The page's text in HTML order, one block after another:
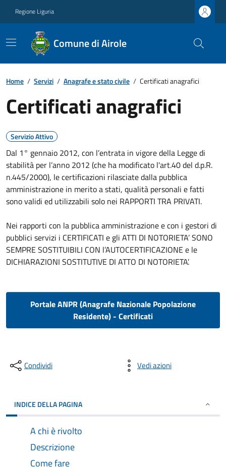
Regione Liguria
Comune di Airole
Home / Servizi / Anagrafe e stato civile / Certificati anagrafici
Certificati anagrafici
Servizio Attivo
Dal 1° gennaio 2012, con l’entrata in vigore della Legge di
stabilità per l’anno 2012 (che ha modificato l'art.40 del d.p.R.
n.445/2000), le certificazioni rilasciate dalla pubblica
amministrazione in merito a stati, qualità personali e fatti
sono validi ed utilizzabili solo nei RAPPORTI TRA PRIVATI.
Nei rapporti con la pubblica amministrazione e con i gestori di
pubblici servizi i CERTIFICATI e gli ATTI DI NOTORIETA’ SONO
SEMPRE SOSTITUIBILI CON l’AUTOCERTIFICAZIONE e le
DICHIARAZIONI SOSTITUTIVE DI ATTO DI NOTORIETA’.
Portale ANPR (Anagrafe Nazionale Popolazione
Residente) - Certificati
Condividi Vedi azioni
INDICE DELLA PAGINA
A chi è rivolto
Descrizione
Come fare